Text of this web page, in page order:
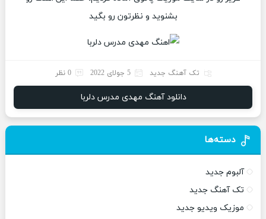
بشنوید و نظرتون رو بگید
تک آهنگ جدید 5 جولای 2022 0 نظر
دانلود آهنگ مهدی مدرس دلربا
دسته‌ها
آلبوم جدید
تک آهنگ جدید
موزیک ویدیو جدید